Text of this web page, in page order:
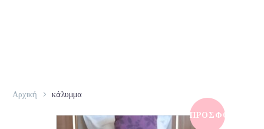
Αρχική κάλυμμα
ΠΡΟΣΦΟΡΆ!